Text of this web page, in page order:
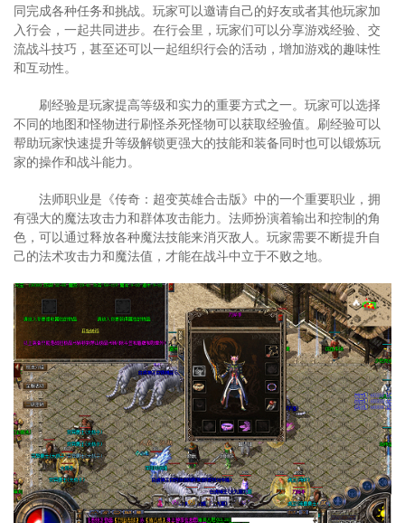
同完成各种任务和挑战。玩家可以邀请自己的好友或者其他玩家加
入行会，一起共同进步。在行会里，玩家们可以分享游戏经验、交
流战斗技巧，甚至还可以一起组织行会的活动，增加游戏的趣味性
和互动性。
刷经验是玩家提高等级和实力的重要方式之一。玩家可以选择
不同的地图和怪物进行刷怪杀死怪物可以获取经验值。刷经验可以
帮助玩家快速提升等级解锁更强大的技能和装备同时也可以锻炼玩
家的操作和战斗能力。
法师职业是《传奇：超变英雄合击版》中的一个重要职业，拥
有强大的魔法攻击力和群体攻击能力。法师扮演着输出和控制的角
色，可以通过释放各种魔法技能来消灭敌人。玩家需要不断提升自
己的法术攻击力和魔法值，才能在战斗中立于不败之地。